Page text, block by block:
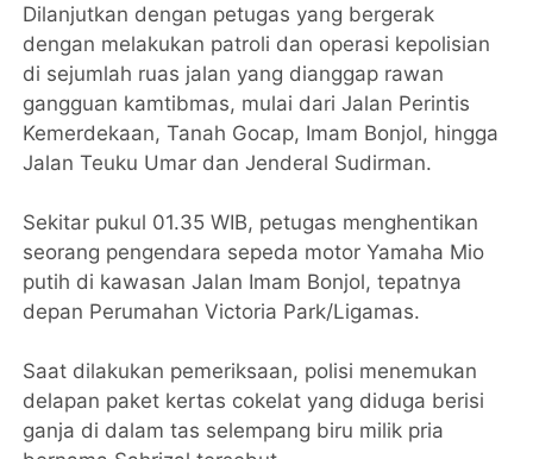
Dilanjutkan dengan petugas yang bergerak
dengan melakukan patroli dan operasi kepolisian
di sejumlah ruas jalan yang dianggap rawan
gangguan kamtibmas, mulai dari Jalan Perintis
Kemerdekaan, Tanah Gocap, Imam Bonjol, hingga
Jalan Teuku Umar dan Jenderal Sudirman.
Sekitar pukul 01.35 WIB, petugas menghentikan
seorang pengendara sepeda motor Yamaha Mio
putih di kawasan Jalan Imam Bonjol, tepatnya
depan Perumahan Victoria Park/Ligamas.
Saat dilakukan pemeriksaan, polisi menemukan
delapan paket kertas cokelat yang diduga berisi
ganja di dalam tas selempang biru milik pria